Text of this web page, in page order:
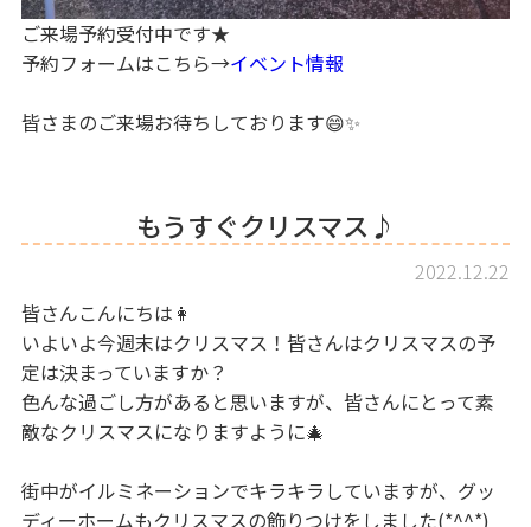
ご来場予約受付中です★
予約フォームはこちら→イベント情報
皆さまのご来場お待ちしております😄✨
もうすぐクリスマス♪
2022.12.22
皆さんこんにちは👩
いよいよ今週末はクリスマス！皆さんはクリスマスの予
定は決まっていますか？
色んな過ごし方があると思いますが、皆さんにとって素
敵なクリスマスになりますように🎄
街中がイルミネーションでキラキラしていますが、グッ
ディーホームもクリスマスの飾りつけをしました(*^^*)